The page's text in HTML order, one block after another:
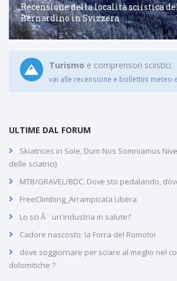
Recensione della località sciistica
Bernardino in Svizzera
Turismo e comprensori sciistici.
vai alle recensione e bollettini meteo
ULTIME DAL FORUM
Skiatrices in Sole, Dum Nos Somniamus
delle sciatrici)
MTB/GRAVEL/BDC. Dove sto pedalando,
FreeClimbing_Arrampicata Libera
Lo sci Ã¨ un'industria in salute?
Cadore nascosto: la Forra del Romotoi
dove soggiornare per sciare al meglio nel
dolomitiche ?